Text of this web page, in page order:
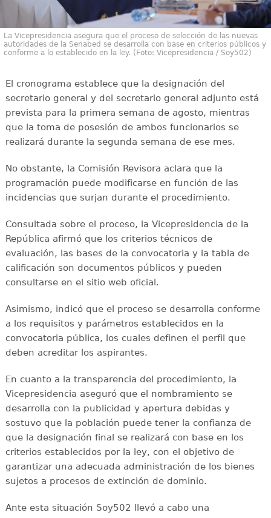
La Vicepresidencia asegura que el proceso de selección de las nuevas
autoridades de la Senabed se desarrolla con base en criterios públicos y
conforme a lo establecido en la ley. (Foto: Vicepresidencia / Soy502)
El cronograma establece que la designación del
secretario general y del secretario general adjunto está
prevista para la primera semana de agosto, mientras
que la toma de posesión de ambos funcionarios se
realizará durante la segunda semana de ese mes.
No obstante, la Comisión Revisora aclara que la
programación puede modificarse en función de las
incidencias que surjan durante el procedimiento.
Consultada sobre el proceso, la Vicepresidencia de la
República afirmó que los criterios técnicos de
evaluación, las bases de la convocatoria y la tabla de
calificación son documentos públicos y pueden
consultarse en el sitio web oficial.
Asimismo, indicó que el proceso se desarrolla conforme
a los requisitos y parámetros establecidos en la
convocatoria pública, los cuales definen el perfil que
deben acreditar los aspirantes.
En cuanto a la transparencia del procedimiento, la
Vicepresidencia aseguró que el nombramiento se
desarrolla con la publicidad y apertura debidas y
sostuvo que la población puede tener la confianza de
que la designación final se realizará con base en los
criterios establecidos por la ley, con el objetivo de
garantizar una adecuada administración de los bienes
sujetos a procesos de extinción de dominio.
Ante esta situación Soy502 llevó a cabo una